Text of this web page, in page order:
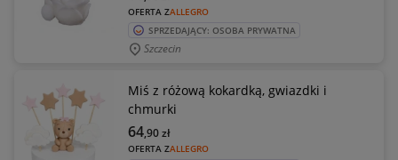
OFERTA ZALLEGRO
SPRZEDAJĄCY: OSOBA PRYWATNA
Szczecin
Miś z różową kokardką, gwiazdki i
chmurki
OFERTA ZALLEGRO
64,90zł